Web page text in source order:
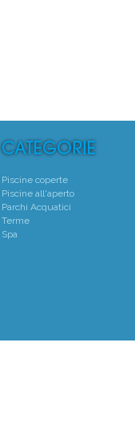
Piscine coperte
Piscine all'aperto
Parchi Acquatici
Terme
Spa